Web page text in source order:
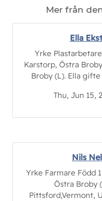
Mer från
Ella
Yrke
Karstorp, Östra
Broby (L). Ella
Thu, Jun 15,
Nils
Yrke Farmare Född
Östra Broby
Pittsford,Vermont,